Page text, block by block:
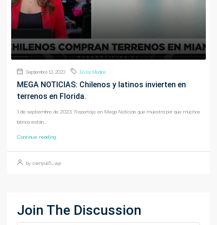
Septiembre 12, 2023 En los Medios
MEGA NOTICIAS: Chilenos y latinos invierten en
terrenos en Florida.
1 de septiembre de 2023. Reportaje en Mega Noticias que muestra por que muchos
latinos están...
Continue reading
by ownyus5_wp
Join The Discussion